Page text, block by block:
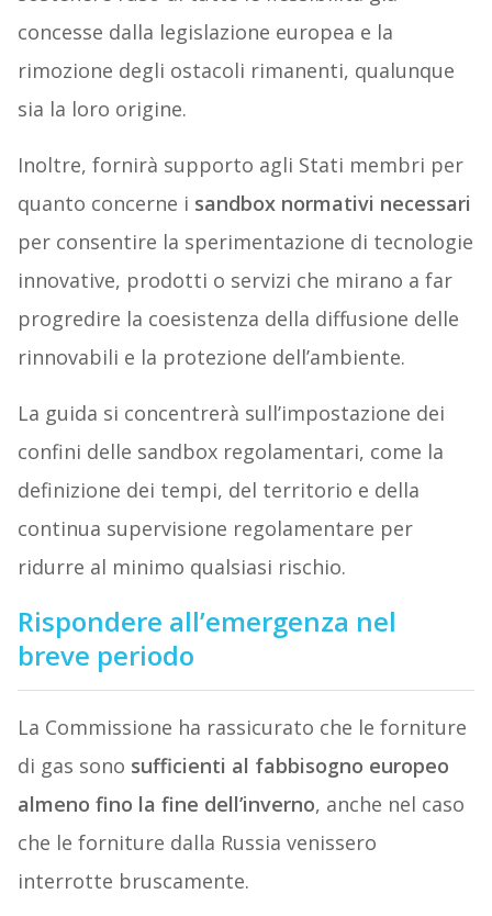
concesse dalla legislazione europea e la
rimozione degli ostacoli rimanenti, qualunque
sia la loro origine.
Inoltre, fornirà supporto agli Stati membri per
quanto concerne i sandbox normativi necessari
per consentire la sperimentazione di tecnologie
innovative, prodotti o servizi che mirano a far
progredire la coesistenza della diffusione delle
rinnovabili e la protezione dell’ambiente.
La guida si concentrerà sull’impostazione dei
confini delle sandbox regolamentari, come la
definizione dei tempi, del territorio e della
continua supervisione regolamentare per
ridurre al minimo qualsiasi rischio.
Rispondere all’emergenza nel
breve periodo
La Commissione ha rassicurato che le forniture
di gas sono sufficienti al fabbisogno europeo
almeno fino la fine dell’inverno, anche nel caso
che le forniture dalla Russia venissero
interrotte bruscamente.